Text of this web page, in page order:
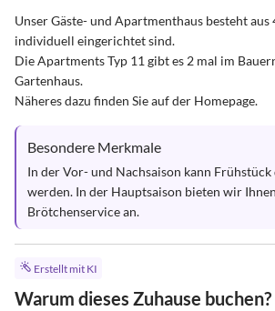
Unser Gäste- und Apartmenthaus besteht aus
individuell eingerichtet sind.
Die Apartments Typ 11 gibt es 2 mal im
Gartenhaus.
Näheres dazu finden Sie auf der Homepage.
Besondere Merkmale
In der Vor- und Nachsaison kann Frühstück
werden. In der Hauptsaison bieten wir
Brötchenservice an.
Erstellt mit KI
Warum dieses Zuhause buchen?